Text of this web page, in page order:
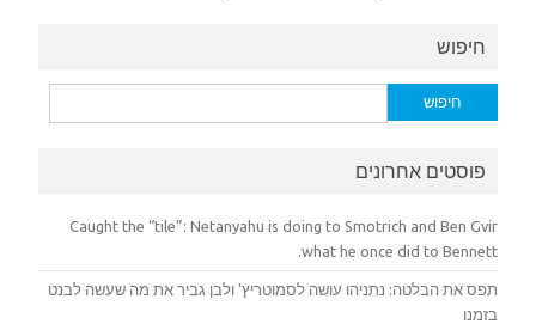
חיפוש
חיפוש:
פוסטים אחרונים
Caught the “tile”: Netanyahu is doing to Smotrich and Ben Gvir
what he once did to Bennett.
תפס את הבלטה: נתניהו עושה לסמוטריץ' ולבן גביר את מה שעשה לבנט
בזמנו